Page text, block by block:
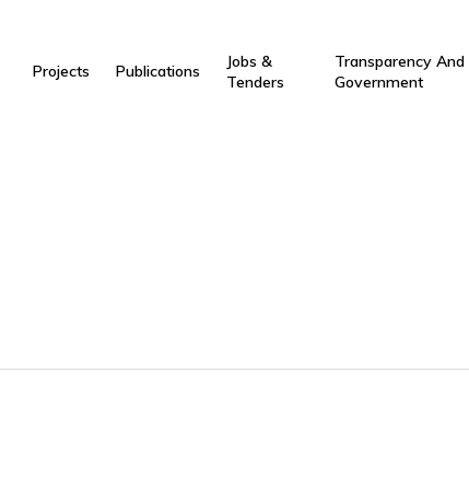
Projects Publications
Jobs &
Tenders
Transparency And
Government